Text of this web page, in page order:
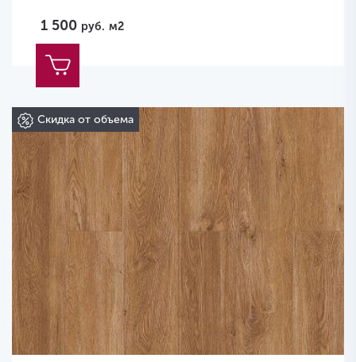
1 500 руб. м2
Скидка от объема